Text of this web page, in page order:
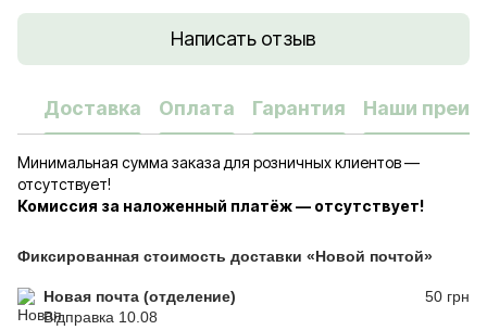
Написать отзыв
Доставка Оплата Гарантия Наши
Минимальная сумма заказа для розничных клиентов —
отсутствует!
Комиссия за наложенный платёж — отсутствует!
Фиксированная стоимость доставки «Новой почтой»
Новая почта (отделение)
Відправка 10.08
50 грн